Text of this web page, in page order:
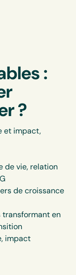
:
?
et impact,
de vie, relation
de croissance
transformant en
impact